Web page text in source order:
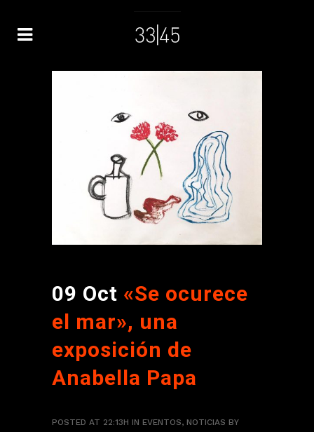
09 Oct «Se ocurece
el mar», una
exposición de
Anabella Papa
POSTED AT 22:13H IN EVENTOS, NOTICIAS BY